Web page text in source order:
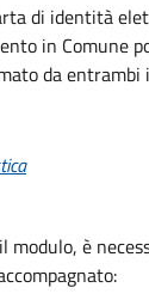
di identità
in Comune
da
modulo, è
: